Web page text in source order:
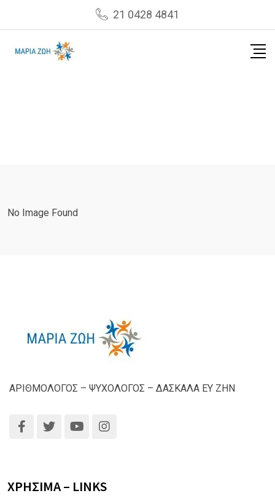
21 0428 4841
No Image Found
ΑΡΙΘΜΟΛΟΓΟΣ – ΨΥΧΟΛΟΓΟΣ – ΔΑΣΚΑΛΑ ΕΥ ΖΗΝ
ΧΡΗΣΙΜΑ – LINKS